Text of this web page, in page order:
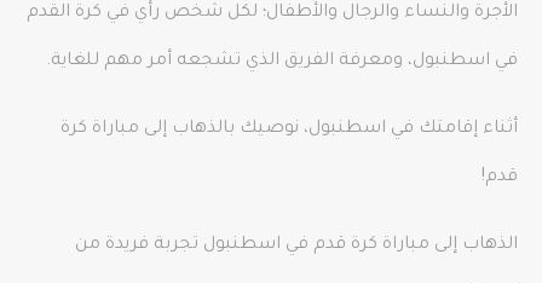
الأجرة والنساء والرجال والأطفال؛ لكل شخص رأي في كرة القدم
في اسطنبول، ومعرفة الفريق الذي تشجعه أمر مهم للغاية.
أثناء إقامتك في اسطنبول، نوصيك بالذهاب إلى مباراة كرة
قدم!
الذهاب إلى مباراة كرة قدم في اسطنبول تجربة فريدة من